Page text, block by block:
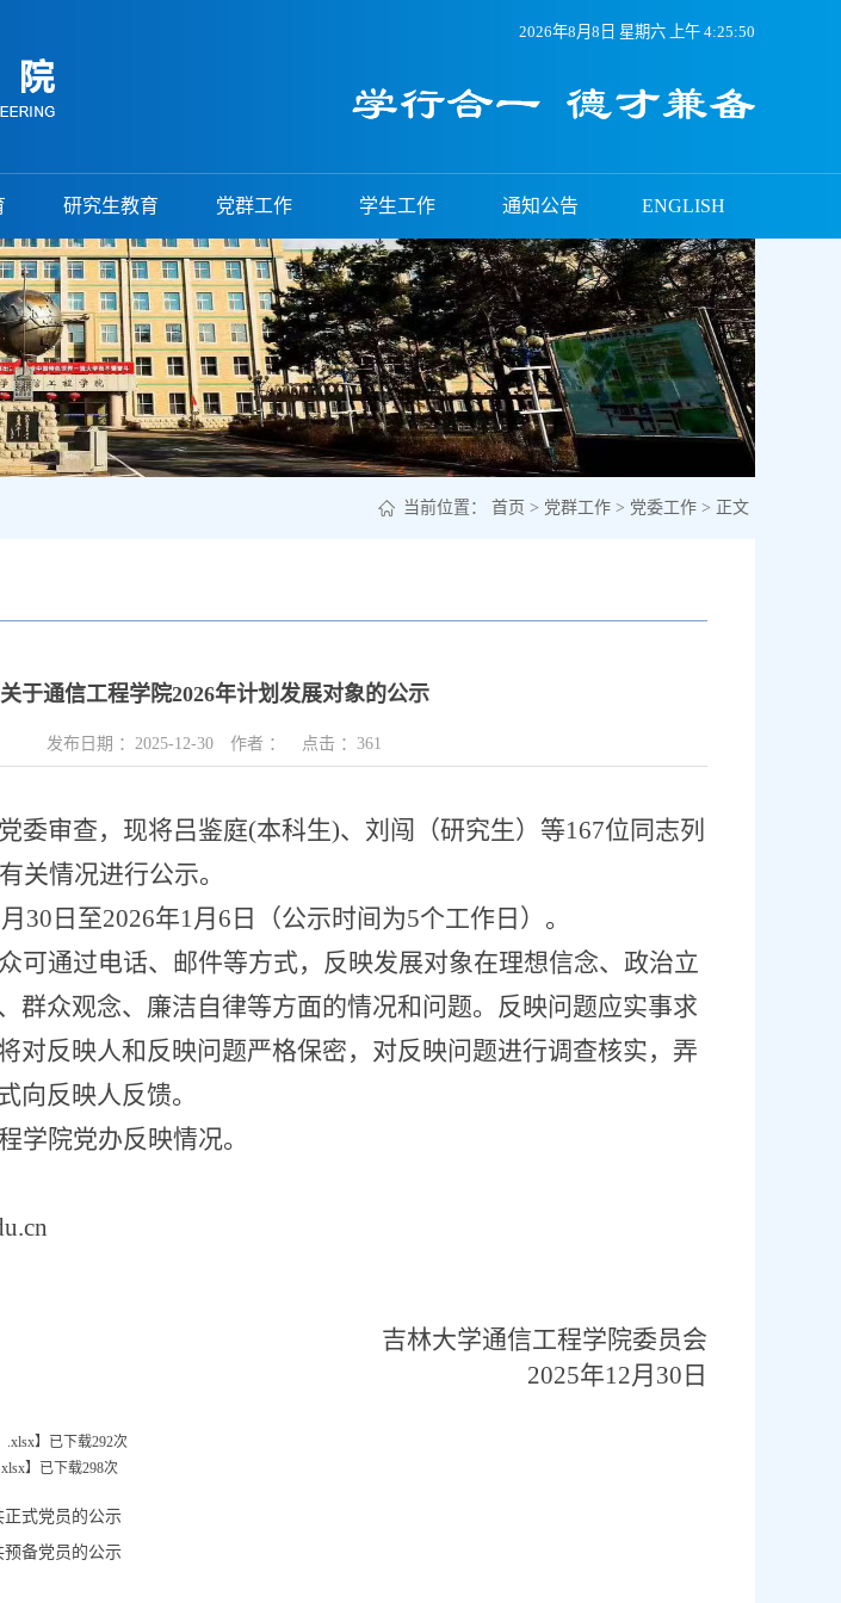
2026年8月8日 星期六 上午 4:25:51
研究生教育 党群工作 学生工作 通知公告 ENGLISH
当前位置： 首页 > 党群工作 > 党委工作 > 正文
关于通信工程学院2026年计划发展对象的公示
发布日期 ： 2025-12-30 作者 ： 点击 ： 361
委审查，现将吕鉴庭(本科生)、刘闯（研究生）等167位同志列
关情况进行公示。
月 30 日至2026年1月 6 日（公示时间为5个工作日）。
可通过电话、邮件等方式，反映发展对象在理想信念、政治立
群众观念、廉洁自律等方面的情况和问题。反映问题应实事求
对反映人和反映问题严格保密，对反映问题进行调查核实，弄
向反映人反馈。
学院党办反映情况。
吉林大学通信工程学院委员会
2025年12月 30 日
.xlsx】已下载292次
】已下载298次
式党员的公示
备党员的公示